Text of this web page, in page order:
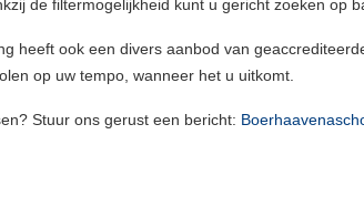
de filtermogelijkheid kunt u gericht zoeken op
heeft ook een divers aanbod van
op uw tempo, wanneer het u uitkomt.
Stuur ons gerust een bericht: